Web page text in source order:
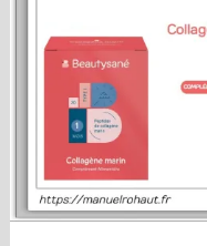
collagène